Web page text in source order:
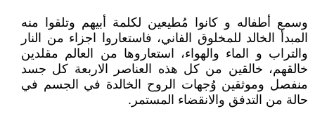
وسمع أطفاله و كانوا مُطيعين لكلمة أبيهم وتلقوا منه
المبدأ الخالد للمخلوق الفاني، فاستعاروا اجزاء من النار
والتراب و الماء والهواء، استعاروها من العالم مقلدين
خالقهم، خالقين من كل هذه العناصر الاربعة كل جسد
منفصل وموثقين وُجهات الروح الخالدة في الجسم في
حالة من التدفق والانقضاء المستمر.